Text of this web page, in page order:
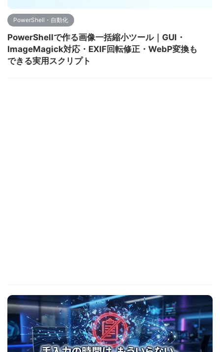
PowerShell・自動化
PowerShellで作る画像一括縮小ツール｜GUI・
ImageMagick対応・EXIF回転修正・WebP変換も
できる実用スクリプト